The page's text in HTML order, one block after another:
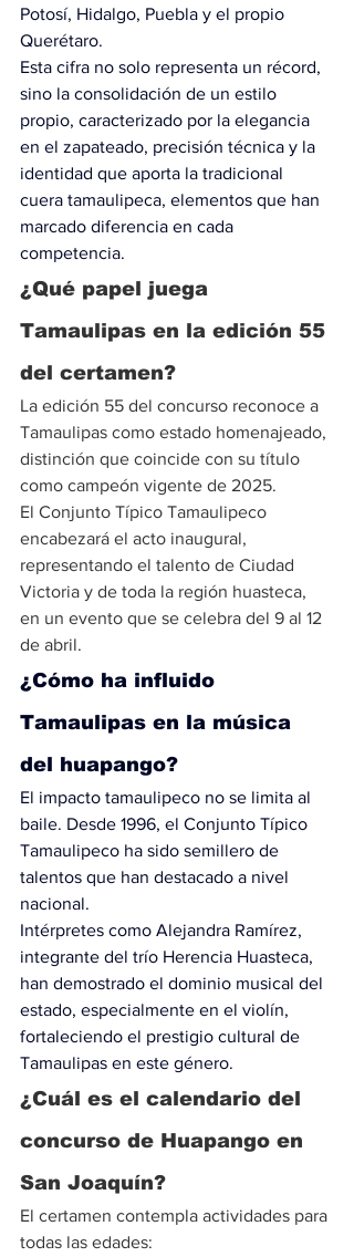
Potosí, Hidalgo, Puebla y el propio
Querétaro.
Esta cifra no solo representa un récord,
sino la consolidación de un estilo
propio, caracterizado por la elegancia
en el zapateado, precisión técnica y la
identidad que aporta la tradicional
cuera tamaulipeca, elementos que han
marcado diferencia en cada
competencia.
¿Qué papel juega
Tamaulipas en la edición 55
del certamen?
La edición 55 del concurso reconoce a
Tamaulipas como estado homenajeado,
distinción que coincide con su título
como campeón vigente de 2025.
El Conjunto Típico Tamaulipeco
encabezará el acto inaugural,
representando el talento de Ciudad
Victoria y de toda la región huasteca,
en un evento que se celebra del 9 al 12
de abril.
¿Cómo ha influido
Tamaulipas en la música
del huapango?
El impacto tamaulipeco no se limita al
baile. Desde 1996, el Conjunto Típico
Tamaulipeco ha sido semillero de
talentos que han destacado a nivel
nacional.
Intérpretes como Alejandra Ramírez,
integrante del trío Herencia Huasteca,
han demostrado el dominio musical del
estado, especialmente en el violín,
fortaleciendo el prestigio cultural de
Tamaulipas en este género.
¿Cuál es el calendario del
concurso de Huapango en
San Joaquín?
El certamen contempla actividades para
todas las edades: